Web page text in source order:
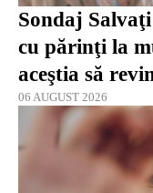
Sondaj
cu părinţi la
aceştia să
06 AUGUST 2026